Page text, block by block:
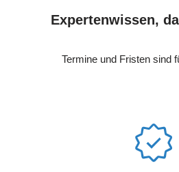
Expertenwissen,
Termine und Fristen sind